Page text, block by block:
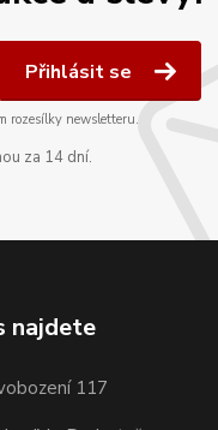
Přihlásit se
rozesílky newsletteru.
za 14 dní.
najdete
117